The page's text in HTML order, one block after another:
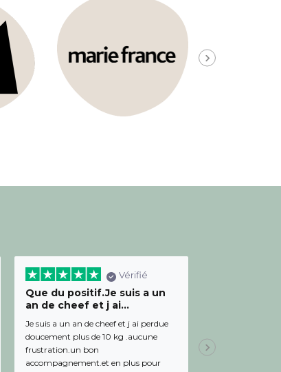
Vérifié
Que du positif.Je suis a un
an de cheef et j ai...
Je suis a un an de cheef et j ai perdue
doucement plus de 10 kg .aucune
frustration.un bon
accompagnement.et en plus pour
Julien,